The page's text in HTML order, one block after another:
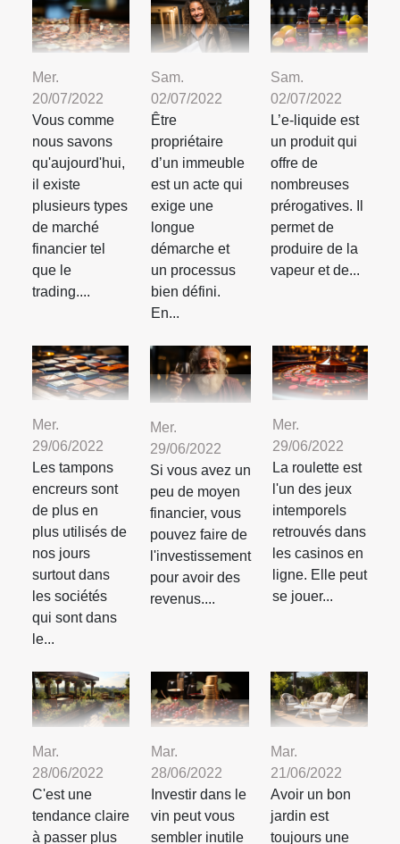
Mer.
20/07/2022
Vous comme
nous savons
qu'aujourd'hui,
il existe
plusieurs types
de marché
financier tel
que le
trading....
Sam.
02/07/2022
Être
propriétaire
d’un immeuble
est un acte qui
exige une
longue
démarche et
un processus
bien défini.
En...
Sam.
02/07/2022
L’e-liquide est
un produit qui
offre de
nombreuses
prérogatives. Il
permet de
produire de la
vapeur et de...
Mer.
29/06/2022
Les tampons
encreurs sont
de plus en
plus utilisés de
nos jours
surtout dans
les sociétés
qui sont dans
le...
Mer.
29/06/2022
Si vous avez un
peu de moyen
financier, vous
pouvez faire de
l'investissement
pour avoir des
revenus....
Mer.
29/06/2022
La roulette est
l'un des jeux
intemporels
retrouvés dans
les casinos en
ligne. Elle peut
se jouer...
Mar.
28/06/2022
C'est une
tendance claire
à passer plus
Mar.
28/06/2022
Investir dans le
vin peut vous
sembler inutile
Mar.
21/06/2022
Avoir un bon
jardin est
toujours une